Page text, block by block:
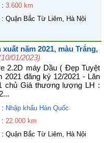
: 3.600 km
: Quận Bắc Từ Liêm, Hà Nội
năm 2021, màu Trắng,
01/2023)
2.2D máy Dầu ( Đẹp Tuyệt
2021 đăng ký 12/2021 - Lăn
chủ Giá thương lượng LH :
: Nhập khẩu Hàn Quốc
: 22.000 km
: Quận Bắc Từ Liêm, Hà Nội